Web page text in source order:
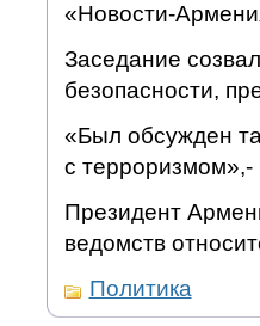
«Новости-
Заседание
безопасности,
«Был обсужден
с терроризмом»,-
Президент
ведомств
Политика